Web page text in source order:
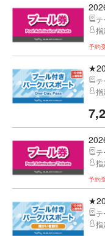
指
予約
指
指
予約
指